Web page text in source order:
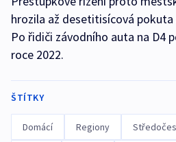
hrozila až desetitisícová pokuta
Po řidiči závodního auta na D4
roce 2022.
ŠTÍTKY
Domácí Regiony